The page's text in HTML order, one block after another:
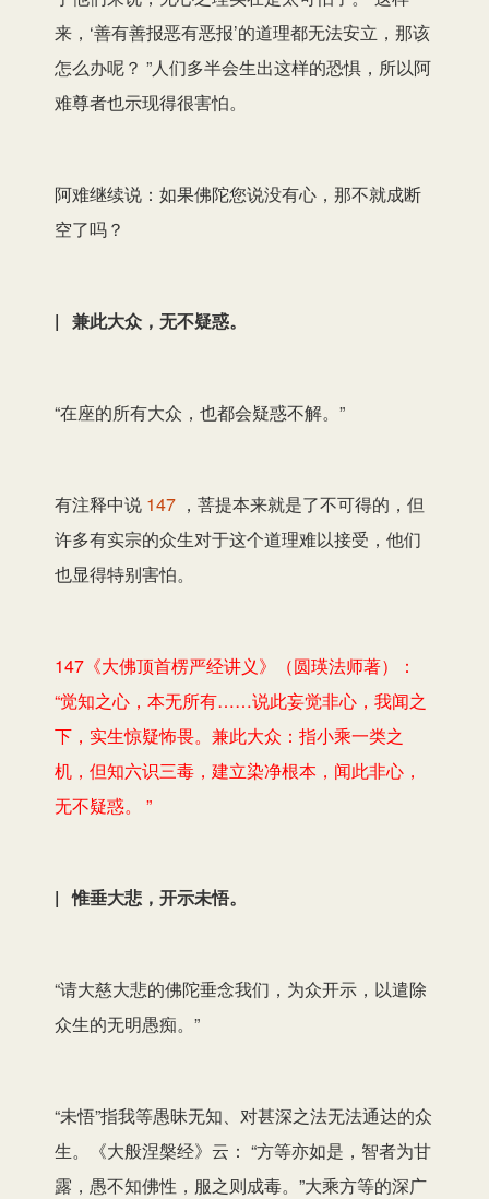
来，‘善有善报恶有恶报’的道理都无法安立，那该
怎么办呢？ ”人们多半会生出这样的恐惧，所以阿
难尊者也示现得很害怕。
阿难继续说：如果佛陀您说没有心，那不就成断
空了吗？
| 兼此大众，无不疑惑。
“在座的所有大众，也都会疑惑不解。”
有注释中说 147 ，菩提本来就是了不可得的，但
许多有实宗的众生对于这个道理难以接受，他们
也显得特别害怕。
147《大佛顶首楞严经讲义》（圆瑛法师著）：
“觉知之心，本无所有……说此妄觉非心，我闻之
下，实生惊疑怖畏。兼此大众：指小乘一类之
机，但知六识三毒，建立染净根本，闻此非心，
无不疑惑。 ”
| 惟垂大悲，开示未悟。
“请大慈大悲的佛陀垂念我们，为众开示，以遣除
众生的无明愚痴。”
“未悟”指我等愚昧无知、对甚深之法无法通达的众
生。《大般涅槃经》云： “方等亦如是，智者为甘
露，愚不知佛性，服之则成毒。”大乘方等的深广